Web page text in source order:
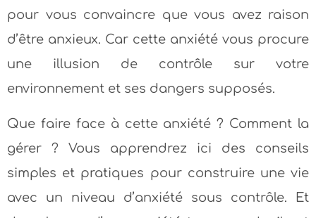
pour vous convaincre que vous avez raison
d’être anxieux. Car cette anxiété vous procure
une illusion de contrôle sur votre
environnement et ses dangers supposés.
Que faire face à cette anxiété ? Comment la
gérer ? Vous apprendrez ici des conseils
simples et pratiques pour construire une vie
avec un niveau d’anxiété sous contrôle. Et